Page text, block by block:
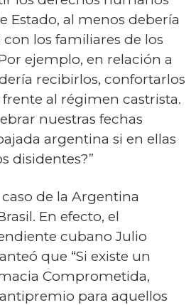
Estado, al menos debería
los familiares de los
ejemplo, en relación a
recibirlos, confortarlos
frente al régimen castrista.
nuestras fechas
argentina si en ellas
disidentes?”
de la Argentina
En efecto, el
cubano Julio
que “Si existe un
Comprometida,
para aquellos